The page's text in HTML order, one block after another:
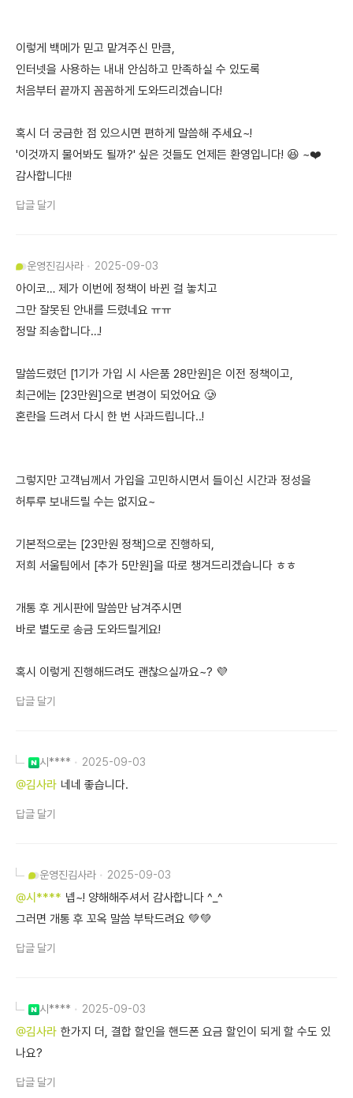
이렇게 백메가 믿고 맡겨주신 만큼,
인터넷을 사용하는 내내 안심하고 만족하실 수 있도록
처음부터 끝까지 꼼꼼하게 도와드리겠습니다!
혹시 더 궁금한 점 있으시면 편하게 말씀해 주세요~!
'이것까지 물어봐도 될까?' 싶은 것들도 언제든 환영입니다! 😆 ~❤️
감사합니다!!
답글 달기
운영진김사라 2025-09-03
아이코… 제가 이번에 정책이 바뀐 걸 놓치고
그만 잘못된 안내를 드렸네요 ㅠㅠ
정말 죄송합니다…!
말씀드렸던 [1기가 가입 시 사은품 28만원]은 이전 정책이고,
최근에는 [23만원]으로 변경이 되었어요 🥲
혼란을 드려서 다시 한 번 사과드립니다..!
그렇지만 고객님께서 가입을 고민하시면서 들이신 시간과 정성을
허투루 보내드릴 수는 없지요~
기본적으로는 [23만원 정책]으로 진행하되,
저희 서울팀에서 [추가 5만원]을 따로 챙겨드리겠습니다 ㅎㅎ
개통 후 게시판에 말씀만 남겨주시면
바로 별도로 송금 도와드릴게요!
혹시 이렇게 진행해드려도 괜찮으실까요~? 💜
답글 달기
시**** 2025-09-03
@김사라 네네 좋습니다.
답글 달기
운영진김사라 2025-09-03
@시**** 넵~! 양해해주셔서 감사합니다 ^_^
그러면 개통 후 꼬옥 말씀 부탁드려요 💚💚
답글 달기
시**** 2025-09-03
@김사라 한가지 더, 결합 할인을 핸드폰 요금 할인이 되게 할 수도 있
나요?
답글 달기